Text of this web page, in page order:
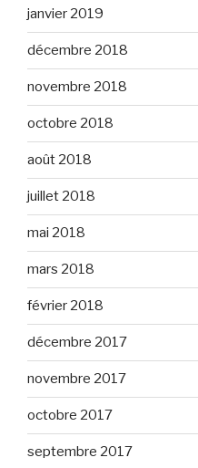
janvier 2019
décembre 2018
novembre 2018
octobre 2018
août 2018
juillet 2018
mai 2018
mars 2018
février 2018
décembre 2017
novembre 2017
octobre 2017
septembre 2017